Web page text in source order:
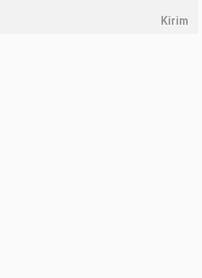
Kirim